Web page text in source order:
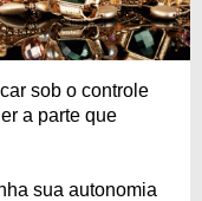
sob o controle
a parte que
sua autonomia